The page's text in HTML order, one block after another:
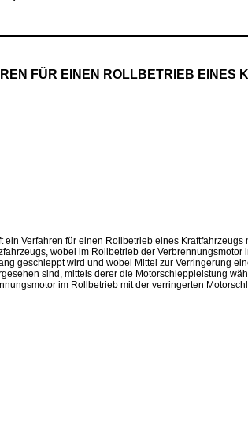
FÜR EINEN ROLLBETRIEB EINES
ein Verfahren für einen Rollbetrieb eines Kraftfahrzeugs
wobei im Rollbetrieb der Verbrennungsmotor
geschleppt wird und wobei Mittel zur Verringerung
sind, mittels derer die Motorschleppleistung
im Rollbetrieb mit der verringerten